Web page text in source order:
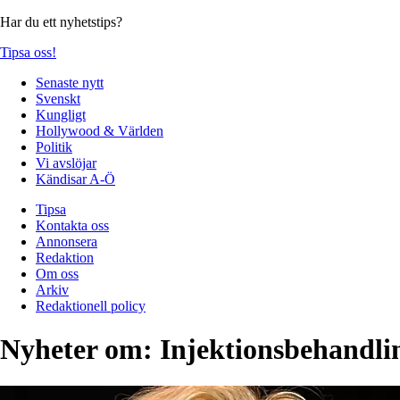
Har du ett nyhetstips?
Tipsa oss!
Senaste nytt
Svenskt
Kungligt
Hollywood & Världen
Politik
Vi avslöjar
Kändisar A-Ö
Tipsa
Kontakta oss
Annonsera
Redaktion
Om oss
Arkiv
Redaktionell policy
Nyheter om: